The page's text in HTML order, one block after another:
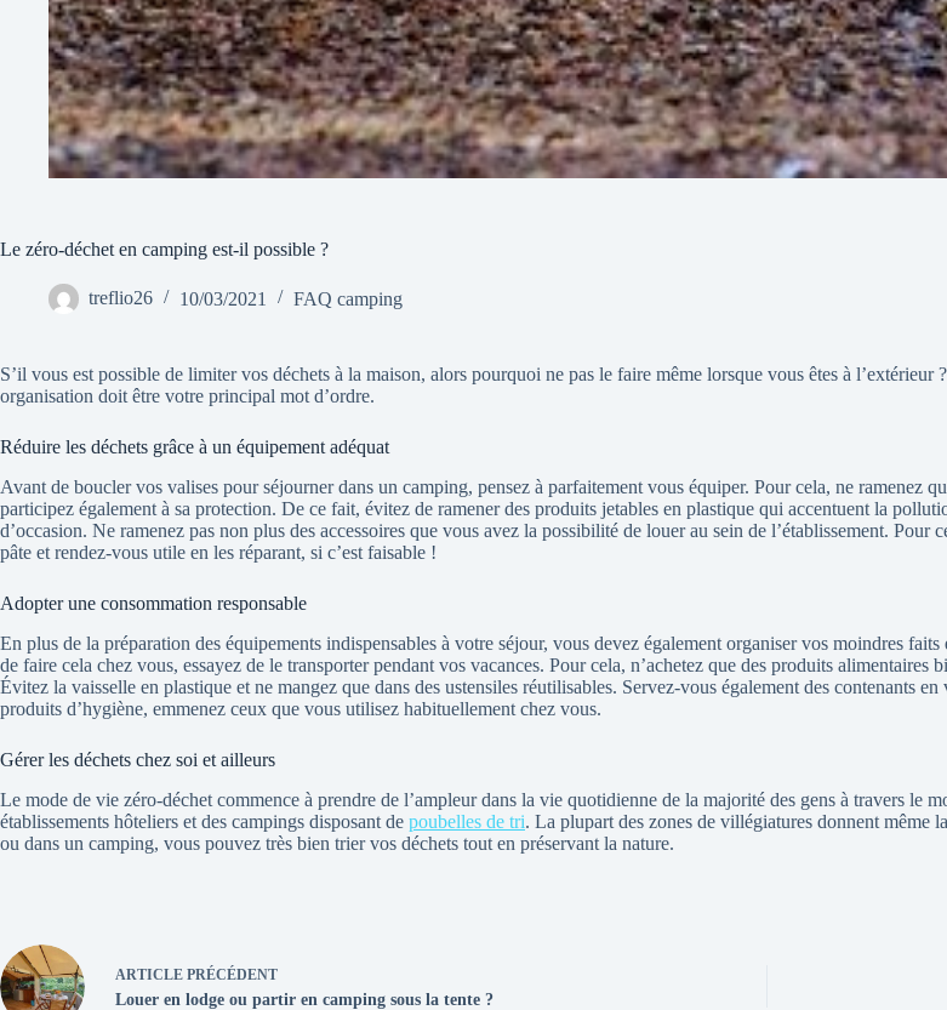
Le zéro-déchet en camping est-il possible ?
treflio26 10/03/2021 FAQ camping
S’il vous est possible de limiter vos déchets à la maison, alors pourquoi ne pas le faire même lorsque vous êtes à
organisation doit être votre principal mot d’ordre.
Réduire les déchets grâce à un équipement adéquat
Avant de boucler vos valises pour séjourner dans un camping, pensez à parfaitement vous équiper. Pour cela, ne ramenez
participez également à sa protection. De ce fait, évitez de ramener des produits jetables en plastique qui accentuent la
d’occasion. Ne ramenez pas non plus des accessoires que vous avez la possibilité de louer au sein de l’établissement.
pâte et rendez-vous utile en les réparant, si c’est faisable !
Adopter une consommation responsable
En plus de la préparation des équipements indispensables à votre séjour, vous devez également organiser vos moindres
de faire cela chez vous, essayez de le transporter pendant vos vacances. Pour cela, n’achetez que des produits
Évitez la vaisselle en plastique et ne mangez que dans des ustensiles réutilisables. Servez-vous également des contenants
produits d’hygiène, emmenez ceux que vous utilisez habituellement chez vous.
Gérer les déchets chez soi et ailleurs
Le mode de vie zéro-déchet commence à prendre de l’ampleur dans la vie quotidienne de la majorité des gens à travers le
établissements hôteliers et des campings disposant de poubelles de tri. La plupart des zones de villégiatures donnent même
ou dans un camping, vous pouvez très bien trier vos déchets tout en préservant la nature.
ARTICLE PRÉCÉDENT
Louer en lodge ou partir en camping sous la tente ?